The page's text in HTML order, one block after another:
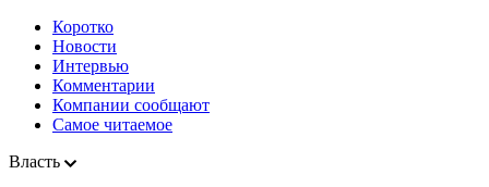
Коротко
Новости
Интервью
Комментарии
Компании сообщают
Самое читаемое
Власть